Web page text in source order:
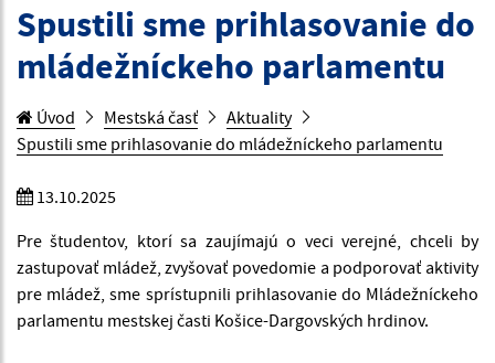
Spustili sme prihlasovanie do
mládežníckeho parlamentu
Úvod Mestská časť
Aktuality
Spustili sme prihlasovanie do mládežníckeho parlamentu
13.10.2025
Pre študentov, ktorí sa zaujímajú o veci verejné, chceli by
zastupovať mládež, zvyšovať povedomie a podporovať aktivity
pre mládež, sme sprístupnili prihlasovanie do Mládežníckeho
parlamentu mestskej časti Košice-Dargovských hrdinov.